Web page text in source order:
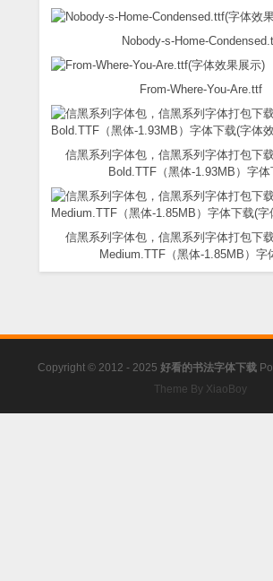
Nobody-s-Home-
From-Where-You-Are.ttf
信黑系列字体包，信黑系列字体打包下
Bold.TTF（黑体-1.93MB）字体
信黑系列字体包，信黑系列字体打包下
Medium.TTF（黑体-1.85MB）字
Copyright © 2012 - 2025 好看的书法字体下载
Theme By XiaoBoy